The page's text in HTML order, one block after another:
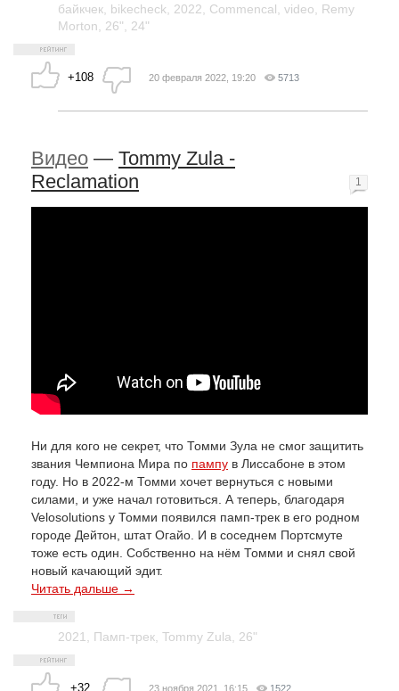
байкчек bikecheck 2022 Commencal video
Remy
Morton
26" 24"
+108 20 февраля 2022, 19:20 5713
Видео — Tommy Zula -
Reclamation
Ни для кого не секрет, что Томми Зула не смог защитить
звания Чемпиона Мира по пампу в Лиссабоне в этом
году. Но в 2022-м Томми хочет вернуться с новыми
силами, и уже начал готовиться. А теперь, благодаря
Velosolutions у Томми появился памп-трек в его родном
городе Дейтон, штат Огайо. И в соседнем Портсмуте
тоже есть один. Собственно на нём Томми и снял свой
новый качающий эдит.
Читать дальше →
2021 Памп-трек Tommy Zula 26"
+32
1
23 ноября 2021, 16:15 1522